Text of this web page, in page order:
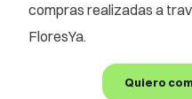
compras realizadas a
FloresYa.
Quiero